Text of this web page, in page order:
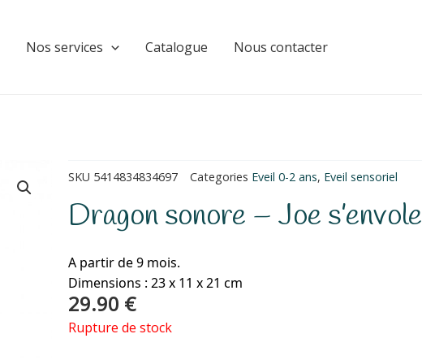
Nos services Catalogue Nous contacter
SKU 5414834834697 Categories Eveil 0-2 ans, Eveil sensoriel
Dragon sonore – Joe s’envole
A partir de 9 mois.
Dimensions : 23 x 11 x 21 cm
29.90 €
Rupture de stock